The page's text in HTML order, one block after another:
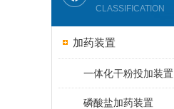
CLASSIFICATION
加药装置
一体化干粉投加装置
磷酸盐加药装置